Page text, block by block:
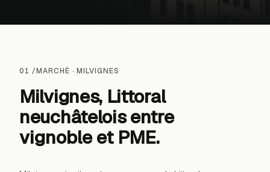
01 /MARCHÉ ·MILVIGNES
Milvignes, Littoral
neuchâtelois entre
vignoble et PME.